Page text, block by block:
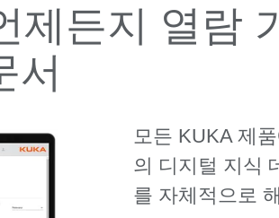
제든지 열람
서
모든 KUKA 제
의 디지털 지식
를 자체적으로